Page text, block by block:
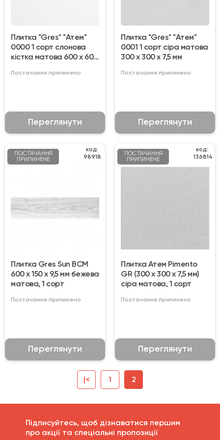
Плитка "Gres" "Атем"
0000 1 сорт слонова
кістка матова 600 х 600
Постачання припинено
Переглянути
Плитка "Gres" "Атем"
0001 1 сорт сіра матова
300 х 300 х 7,5 мм
Постачання припинено
Переглянути
ПОСТАЧАННЯ
ПРИПИНЕНЕ
код:
98918
Плитка Gres Sun BCM
600 х 150 х 9,5 мм бежева
матова, 1 сорт
Постачання припинено
Переглянути
ПОСТАЧАННЯ
ПРИПИНЕНЕ
код:
136814
Плитка Атем Pimento
GR (300 х 300 х 7,5 мм)
сіра матова, 1 сорт
Постачання припинено
Переглянути
|< 1 2
Підписуйтесь, щоб дізнаватися першим
про акції та спеціальні пропозиції